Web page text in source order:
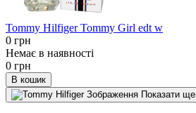
Tommy Hilfiger Tommy Girl edt w
0 грн
Немає в наявності
0 грн
В кошик
Показати ще